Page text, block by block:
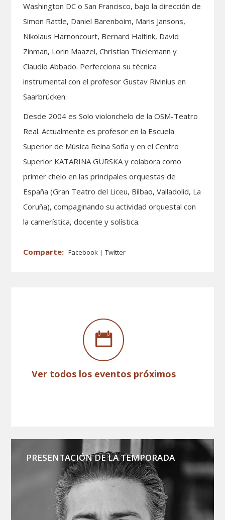
Washington DC o San Francisco, bajo la dirección de
Simon Rattle, Daniel Barenboim, Maris Jansons,
Nikolaus Harnoncourt, Bernard Haitink, David
Zinman, Lorin Maazel, Christian Thielemann y
Claudio Abbado. Perfecciona su técnica
instrumental con el profesor Gustav Rivinius en
Saarbrücken.
Desde 2004 es Solo violonchelo de la OSM-Teatro
Real. Actualmente es profesor en la Escuela
Superior de Música Reina Sofía y en el Centro
Superior KATARINA GURSKA y colabora como
primer chelo en las principales orquestas de
España (Gran Teatro del Liceu, Bilbao, Valladolid, La
Coruña), compaginando su actividad orquestal con
la camerística, docente y solística.
Facebook Twitter
Ver todos los eventos próximos
PRESENTACIÓN DE LA TEMPORADA